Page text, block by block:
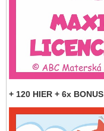
+ 120 HIER + 6x BONUS